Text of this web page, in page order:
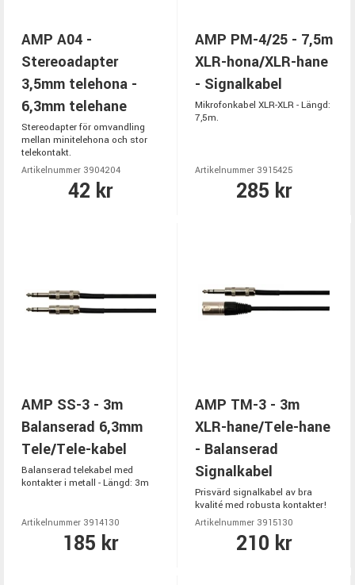
AMP A04 -
Stereoadapter
3,5mm telehona -
6,3mm telehane
Stereodapter för omvandling
mellan minitelehona och stor
telekontakt.
Artikelnummer 3904204
42 kr
AMP PM-4/25 - 7,5m
XLR-hona/XLR-hane
- Signalkabel
Mikrofonkabel XLR-XLR - Längd:
7,5m.
Artikelnummer 3915425
285 kr
AMP SS-3 - 3m
Balanserad 6,3mm
Tele/Tele-kabel
Balanserad telekabel med
kontakter i metall - Längd: 3m
Artikelnummer 3914130
185 kr
AMP TM-3 - 3m
XLR-hane/Tele-hane
- Balanserad
Signalkabel
Prisvärd signalkabel av bra
kvalité med robusta kontakter!
Artikelnummer 3915130
210 kr